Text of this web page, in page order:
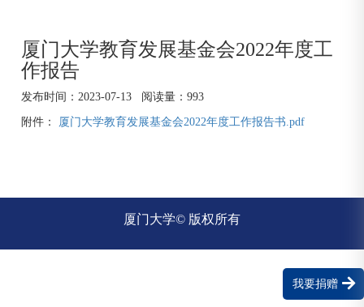
我要捐赠
厦门大学教育发展基金会2022年度工
作报告
发布时间：2023-07-13 阅读量：993
附件： 厦门大学教育发展基金会2022年度工作报告书.pdf
厦门大学© 版权所有